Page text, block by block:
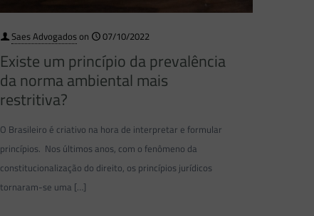
Saes Advogadoson 07/10/2022
Existe um princípio da prevalência
da norma ambiental mais
restritiva?
O Brasileiro é criativo na hora de interpretar e formular
princípios. Nos últimos anos, com o fenômeno da
constitucionalização do direito, os princípios jurídicos
tornaram-se uma […]